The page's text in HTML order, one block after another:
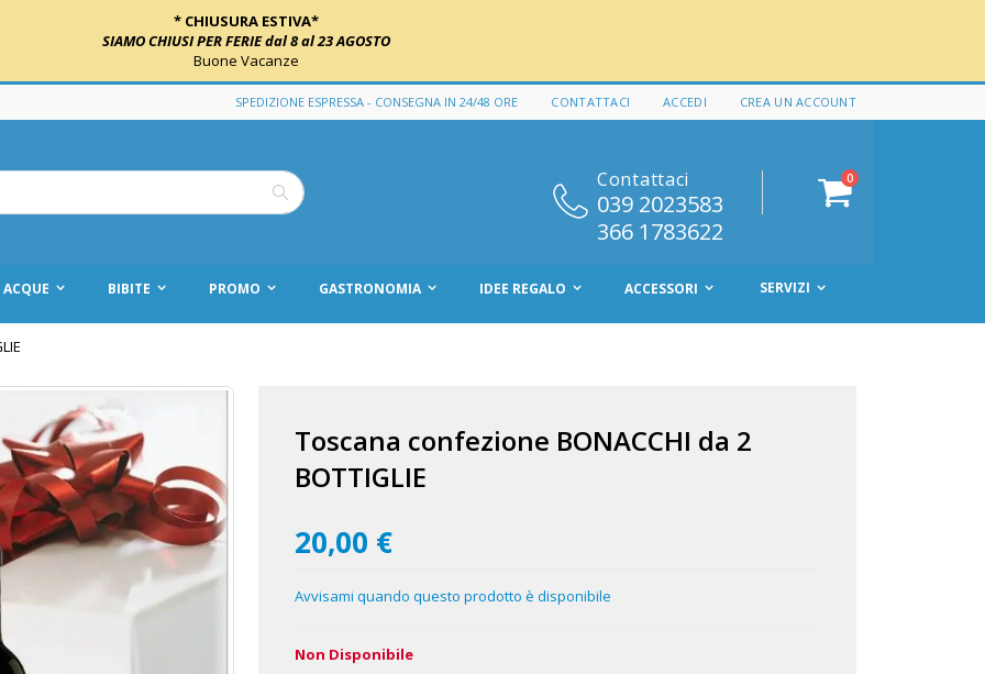
* CHIUSURA ESTIVA*
SIAMO CHIUSI PER FERIE dal 8 al 23 AGOSTO
Buone Vacanze
SPEDIZIONE ESPRESSA - CONSEGNA IN 24/48 ORE CONTATTACI ACCEDI CREA UN ACCOUNT
Cart
0elementi
Contattaci
039 2023583
366 1783622
ACQUE BIBITE PROMO GASTRONOMIA IDEE REGALO ACCESSORI SERVIZI
Toscana confezione BONACCHI da 2
BOTTIGLIE
20,00 €
Avvisami quando questo prodotto è disponibile
Non Disponibile